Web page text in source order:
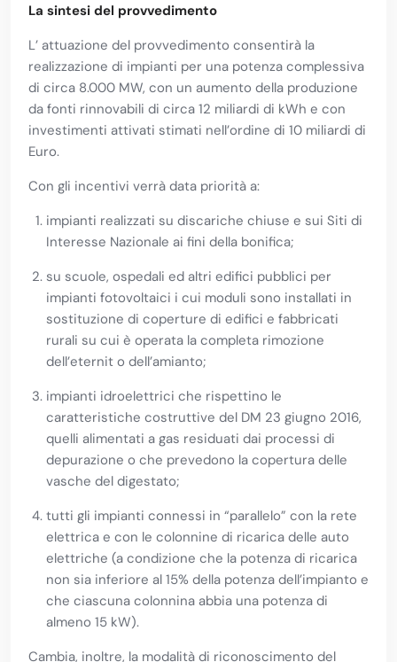
La sintesi del provvedimento
L’ attuazione del provvedimento consentirà la
realizzazione di impianti per una potenza complessiva
di circa 8.000 MW, con un aumento della produzione
da fonti rinnovabili di circa 12 miliardi di kWh e con
investimenti attivati stimati nell’ordine di 10 miliardi di
Euro.
Con gli incentivi verrà data priorità a:
impianti realizzati su discariche chiuse e sui Siti di
Interesse Nazionale ai fini della bonifica;
su scuole, ospedali ed altri edifici pubblici per
impianti fotovoltaici i cui moduli sono installati in
sostituzione di coperture di edifici e fabbricati
rurali su cui è operata la completa rimozione
dell’eternit o dell’amianto;
impianti idroelettrici che rispettino le
caratteristiche costruttive del DM 23 giugno 2016,
quelli alimentati a gas residuati dai processi di
depurazione o che prevedono la copertura delle
vasche del digestato;
tutti gli impianti connessi in “parallelo” con la rete
elettrica e con le colonnine di ricarica delle auto
elettriche (a condizione che la potenza di ricarica
non sia inferiore al 15% della potenza dell’impianto e
che ciascuna colonnina abbia una potenza di
almeno 15 kW).
Cambia, inoltre, la modalità di riconoscimento del